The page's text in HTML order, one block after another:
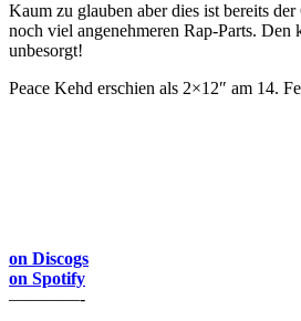
Kaum zu glauben aber dies ist bereits
noch viel angenehmeren Rap-Parts.
unbesorgt!
Peace Kehd erschien als 2×12″ am 14.
on Discogs
on Spotify
————-